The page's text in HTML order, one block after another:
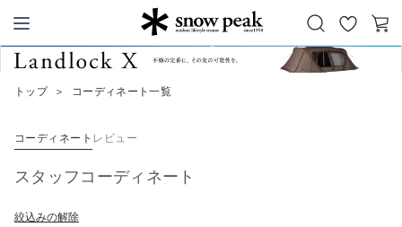
Snow Peak
お
気
カ
トップ ＞ コーディネート一覧
コーディネート レビュー
スタッフコーディネート
絞込みの解除